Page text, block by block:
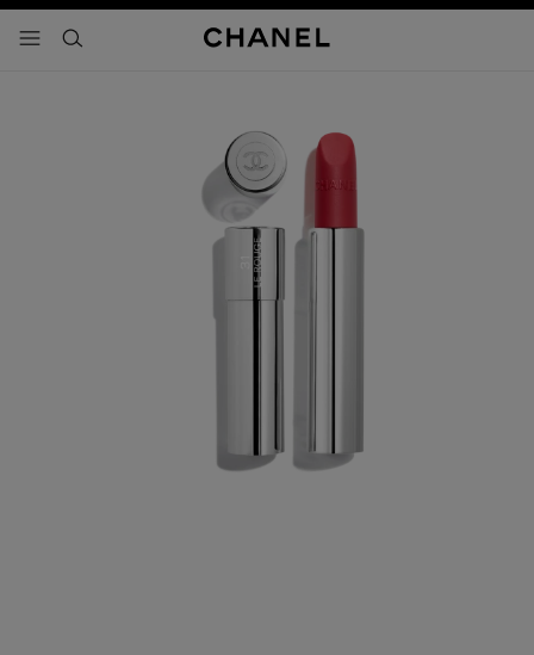
- navegación principal
buscar